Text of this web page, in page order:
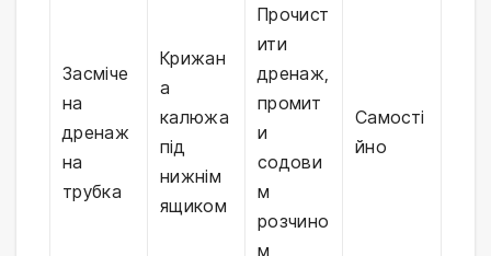
Засміче
на
дренаж
на
трубка
Крижан
а
калюжа
під
нижнім
ящиком
Прочист
ити
дренаж,
промит
и
содови
м
розчино
м
Самості
йно